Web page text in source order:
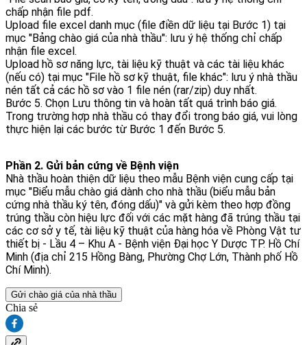
chấp nhận file pdf.
Upload file excel danh mục (file điền dữ liệu tại Bước 1) tại
mục "Bảng chào giá của nhà thầu": lưu ý hệ thống chỉ chấp
nhận file excel.
Upload hồ sơ năng lực, tài liệu kỹ thuật và các tài liệu khác
(nếu có) tại mục "File hồ sơ kỹ thuật, file khác": lưu ý nhà thầu
nén tất cả các hồ sơ vào 1 file nén (rar/zip) duy nhất.
Bước 5. Chọn Lưu thông tin và hoàn tất quá trình báo giá.
Trong trường hợp nhà thầu có thay đổi trong báo giá, vui lòng
thực hiện lại các bước từ Bước 1 đến Bước 5.
Phần 2. Gửi bản cứng về Bệnh viện
Nhà thầu hoàn thiện dữ liệu theo mẫu Bệnh viện cung cấp tại
mục "Biểu mẫu chào giá dành cho nhà thầu (biểu mẫu bản
cứng nhà thầu ký tên, đóng dấu)" và gửi kèm theo hợp đồng
trúng thầu còn hiệu lực đối với các mặt hàng đã trúng thầu tại
các cơ sở y tế, tài liệu kỹ thuật của hàng hóa về Phòng Vật tư
thiết bị - Lầu 4 – Khu A - Bệnh viện Đại học Y Dược TP. Hồ Chí
Minh (địa chỉ 215 Hồng Bàng, Phường Chợ Lớn, Thành phố Hồ
Chí Minh).
Gửi chào giá của nhà thầu
Chia sẻ